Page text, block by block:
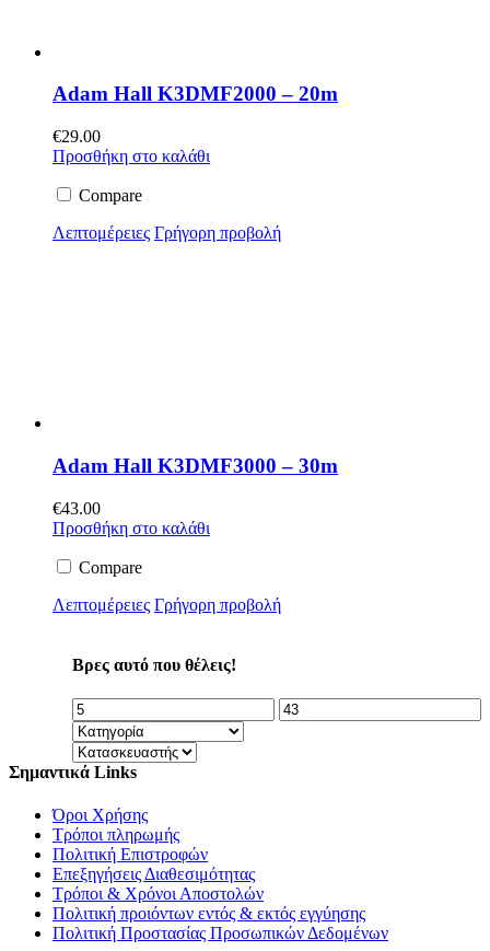
Adam Hall K3DMF2000 – 20m
€29.00
Προσθήκη στο καλάθι
Compare
Λεπτομέρειες Γρήγορη προβολή
Adam Hall K3DMF3000 – 30m
€43.00
Προσθήκη στο καλάθι
Compare
Λεπτομέρειες Γρήγορη προβολή
Βρες αυτό που θέλεις!
Σημαντικά Links
Όροι Χρήσης
Τρόποι πληρωμής
Πολιτική Επιστροφών
Επεξηγήσεις Διαθεσιμότητας
Τρόποι & Χρόνοι Αποστολών
Πολιτική προιόντων εντός & εκτός εγγύησης
Πολιτική Προστασίας Προσωπικών Δεδομένων